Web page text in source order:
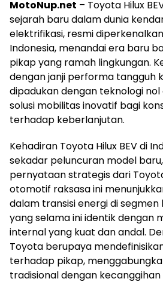
MotoNup.net – Toyota Hilux
sejarah baru dalam dunia
elektrifikasi, resmi
Indonesia, menandai era baru
pikap yang ramah lingkungan.
dengan janji performa tangguh
dipadukan dengan teknologi
solusi mobilitas inovatif bagi
terhadap keberlanjutan.
Kehadiran Toyota Hilux BEV di
sekadar peluncuran model
pernyataan strategis dari
otomotif raksasa ini
dalam transisi energi di segmen
yang selama ini identik dengan
internal yang kuat dan andal.
Toyota berupaya
terhadap pikap,
tradisional dengan